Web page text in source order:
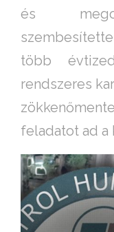
és
több
rendszeres
feladatot ad a